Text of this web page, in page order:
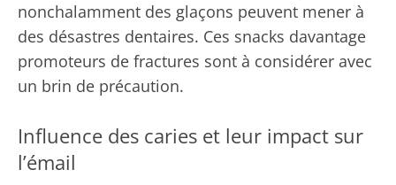
nonchalamment des glaçons peuvent mener à
des désastres dentaires. Ces snacks davantage
promoteurs de fractures sont à considérer avec
un brin de précaution.
Influence des caries et leur impact sur
l’émail